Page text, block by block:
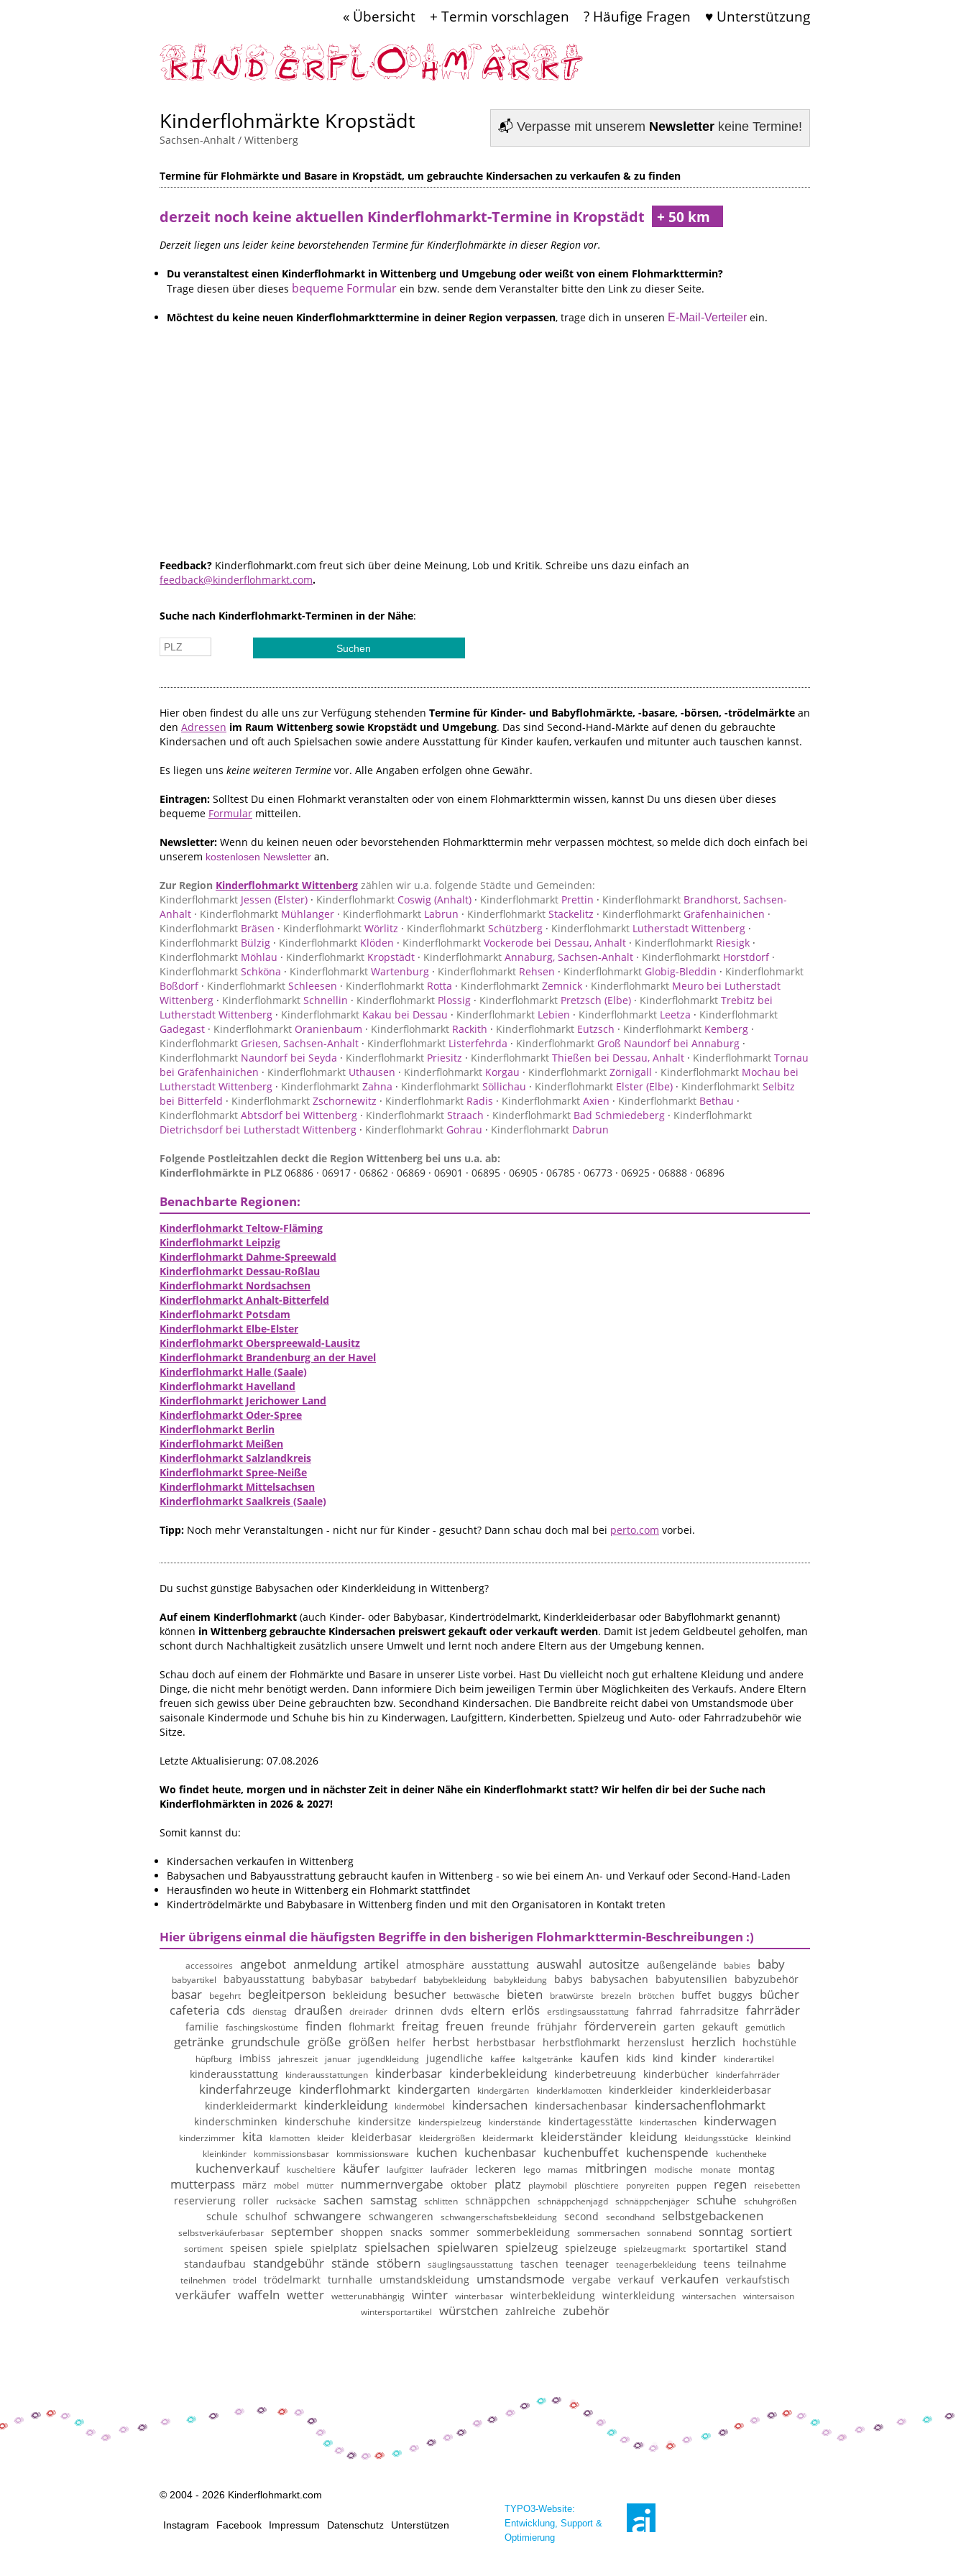
« Übersicht + Termin vorschlagen ? Häufige Fragen ♥ Unterstützung
📬 Verpasse mit unserem Newsletter keine Termine!
Kinderflohmärkte Kropstädt
Sachsen-Anhalt / Wittenberg
Termine für Flohmärkte und Basare in Kropstädt, um gebrauchte Kindersachen zu verkaufen & zu finden
derzeit noch keine aktuellen Kinderflohmarkt-Termine in Kropstädt
Derzeit liegen uns leider keine bevorstehenden Termine für Kinderflohmärkte in dieser Region vor.
Du veranstaltest einen Kinderflohmarkt in Wittenberg und Umgebung oder weißt von einem Flohmarkttermin?
Trage diesen über dieses bequeme Formular ein bzw. sende dem Veranstalter bitte den Link zu dieser Seite.
Möchtest du keine neuen Kinderflohmarkttermine in deiner Region verpassen, trage dich in unseren E-Mail-Verteiler ein.
Feedback? Kinderflohmarkt.com freut sich über deine Meinung, Lob und Kritik. Schreibe uns dazu einfach an
feedback@kinderflohmarkt.com.
Suche nach Kinderflohmarkt-Terminen in der Nähe:
Hier oben findest du alle uns zur Verfügung stehenden Termine für Kinder- und Babyflohmärkte, -basare, -börsen, -trödelmärkte an
den Adressen im Raum Wittenberg sowie Kropstädt und Umgebung. Das sind Second-Hand-Märkte auf denen du gebrauchte
Kindersachen und oft auch Spielsachen sowie andere Ausstattung für Kinder kaufen, verkaufen und mitunter auch tauschen kannst.
Es liegen uns keine weiteren Termine vor. Alle Angaben erfolgen ohne Gewähr.
Eintragen: Solltest Du einen Flohmarkt veranstalten oder von einem Flohmarkttermin wissen, kannst Du uns diesen über dieses
bequeme Formular mitteilen.
Newsletter: Wenn du keinen neuen oder bevorstehenden Flohmarkttermin mehr verpassen möchtest, so melde dich doch einfach bei
unserem kostenlosen Newsletter an.
Zur Region Kinderflohmarkt Wittenberg zählen wir u.a. folgende Städte und Gemeinden:
Kinderflohmarkt Jessen (Elster) · Kinderflohmarkt Coswig (Anhalt) · Kinderflohmarkt Prettin · Kinderflohmarkt Brandhorst, Sachsen-
Anhalt · Kinderflohmarkt Mühlanger · Kinderflohmarkt Labrun · Kinderflohmarkt Stackelitz · Kinderflohmarkt Gräfenhainichen ·
Kinderflohmarkt Bräsen · Kinderflohmarkt Wörlitz · Kinderflohmarkt Schützberg · Kinderflohmarkt Lutherstadt Wittenberg ·
Kinderflohmarkt Bülzig · Kinderflohmarkt Klöden · Kinderflohmarkt Vockerode bei Dessau, Anhalt · Kinderflohmarkt Riesigk ·
Kinderflohmarkt Möhlau · Kinderflohmarkt Kropstädt · Kinderflohmarkt Annaburg, Sachsen-Anhalt · Kinderflohmarkt Horstdorf·
Kinderflohmarkt Schköna · Kinderflohmarkt Wartenburg · Kinderflohmarkt Rehsen · Kinderflohmarkt Globig-Bleddin · Kinderflohmarkt
Boßdorf· Kinderflohmarkt Schleesen · Kinderflohmarkt Rotta · Kinderflohmarkt Zemnick · Kinderflohmarkt Meuro bei Lutherstadt
Wittenberg · Kinderflohmarkt Schnellin · Kinderflohmarkt Plossig · Kinderflohmarkt Pretzsch (Elbe) · Kinderflohmarkt Trebitz bei
Lutherstadt Wittenberg · Kinderflohmarkt Kakau bei Dessau · Kinderflohmarkt Lebien · Kinderflohmarkt Leetza · Kinderflohmarkt
Gadegast · Kinderflohmarkt Oranienbaum · Kinderflohmarkt Rackith · Kinderflohmarkt Eutzsch · Kinderflohmarkt Kemberg ·
Kinderflohmarkt Griesen, Sachsen-Anhalt · Kinderflohmarkt Listerfehrda · Kinderflohmarkt Groß Naundorf bei Annaburg ·
Kinderflohmarkt Naundorf bei Seyda · Kinderflohmarkt Priesitz · Kinderflohmarkt Thießen bei Dessau, Anhalt · Kinderflohmarkt Tornau
bei Gräfenhainichen · Kinderflohmarkt Uthausen · Kinderflohmarkt Korgau · Kinderflohmarkt Zörnigall · Kinderflohmarkt Mochau bei
Lutherstadt Wittenberg · Kinderflohmarkt Zahna · Kinderflohmarkt Söllichau · Kinderflohmarkt Elster (Elbe) · Kinderflohmarkt Selbitz
bei Bitterfeld · Kinderflohmarkt Zschornewitz · Kinderflohmarkt Radis · Kinderflohmarkt Axien · Kinderflohmarkt Bethau ·
Kinderflohmarkt Abtsdorf bei Wittenberg · Kinderflohmarkt Straach · Kinderflohmarkt Bad Schmiedeberg · Kinderflohmarkt
Dietrichsdorf bei Lutherstadt Wittenberg · Kinderflohmarkt Gohrau · Kinderflohmarkt Dabrun
Folgende Postleitzahlen deckt die Region Wittenberg bei uns u.a. ab:
Kinderflohmärkte in PLZ 06886 · 06917 · 06862 · 06869 · 06901 · 06895 · 06905 · 06785 · 06773 · 06925 · 06888 · 06896
Benachbarte Regionen:
Kinderflohmarkt Teltow-Fläming
Kinderflohmarkt Leipzig
Kinderflohmarkt Dahme-Spreewald
Kinderflohmarkt Dessau-Roßlau
Kinderflohmarkt Nordsachsen
Kinderflohmarkt Anhalt-Bitterfeld
Kinderflohmarkt Potsdam
Kinderflohmarkt Elbe-Elster
Kinderflohmarkt Oberspreewald-Lausitz
Kinderflohmarkt Brandenburg an der Havel
Kinderflohmarkt Halle (Saale)
Kinderflohmarkt Havelland
Kinderflohmarkt Jerichower Land
Kinderflohmarkt Oder-Spree
Kinderflohmarkt Berlin
Kinderflohmarkt Meißen
Kinderflohmarkt Salzlandkreis
Kinderflohmarkt Spree-Neiße
Kinderflohmarkt Mittelsachsen
Kinderflohmarkt Saalkreis (Saale)
Tipp: Noch mehr Veranstaltungen - nicht nur für Kinder - gesucht? Dann schau doch mal bei perto.com vorbei.
Du suchst günstige Babysachen oder Kinderkleidung in Wittenberg?
Auf einem Kinderflohmarkt (auch Kinder- oder Babybasar, Kindertrödelmarkt, Kinderkleiderbasar oder Babyflohmarkt genannt)
können in Wittenberg gebrauchte Kindersachen preiswert gekauft oder verkauft werden. Damit ist jedem Geldbeutel geholfen, man
schont durch Nachhaltigkeit zusätzlich unsere Umwelt und lernt noch andere Eltern aus der Umgebung kennen.
Schau doch auf einem der Flohmärkte und Basare in unserer Liste vorbei. Hast Du vielleicht noch gut erhaltene Kleidung und andere
Dinge, die nicht mehr benötigt werden. Dann informiere Dich beim jeweiligen Termin über Möglichkeiten des Verkaufs. Andere Eltern
freuen sich gewiss über Deine gebrauchten bzw. Secondhand Kindersachen. Die Bandbreite reicht dabei von Umstandsmode über
saisonale Kindermode und Schuhe bis hin zu Kinderwagen, Laufgittern, Kinderbetten, Spielzeug und Auto- oder Fahrradzubehör wie
Sitze.
Letzte Aktualisierung: 07.08.2026
Wo findet heute, morgen und in nächster Zeit in deiner Nähe ein Kinderflohmarkt statt? Wir helfen dir bei der Suche nach
Kinderflohmärkten in 2026 & 2027!
Somit kannst du:
Kindersachen verkaufen in Wittenberg
Babysachen und Babyausstrattung gebraucht kaufen in Wittenberg - so wie bei einem An- und Verkauf oder Second-Hand-Laden
Herausfinden wo heute in Wittenberg ein Flohmarkt stattfindet
Kindertrödelmärkte und Babybasare in Wittenberg finden und mit den Organisatoren in Kontakt treten
Hier übrigens einmal die häufigsten Begriffe in den bisherigen Flohmarkttermin-Beschreibungen :)
accessoires angebot anmeldung artikel atmosphäre ausstattung auswahl autositze außengelände babies baby
babyartikel babyausstattung babybasar babybedarf babybekleidung babykleidung babys babysachen babyutensilien babyzubehör
basar begehrt begleitperson bekleidung besucher bettwäsche bieten bratwürste brezeln brötchen buffet buggys
bücher
cafeteria cds dienstag draußen dreiräder drinnen dvds eltern erlös erstlingsausstattung fahrrad fahrradsitze fahrräder
familie faschingskostüme finden flohmarkt freitag freuen freunde frühjahr förderverein garten gekauft gemütlich
getränke grundschule größe größen helfer herbst herbstbasar herbstflohmarkt herzenslust herzlich hochstühle
hüpfburg imbiss jahreszeit januar jugendkleidung jugendliche kaffee kaltgetränke kaufen kids kind kinder kinderartikel
kinderausstattung kinderausstattungen kinderbasar kinderbekleidung kinderbetreuung kinderbücher kinderfahrräder
kinderfahrzeuge kinderflohmarkt kindergarten kindergärten kinderklamotten kinderkleider
kinderkleiderbasar
kinderkleidermarkt
kinderkleidung kindermöbel kindersachen kindersachenbasar kindersachenflohmarkt
kinderschminken kinderschuhe kindersitze kinderspielzeug kinderstände kindertagesstätte kindertaschen kinderwagen
kinderzimmer kita klamotten kleider kleiderbasar kleidergrößen kleidermarkt kleiderständer kleidung kleidungsstücke
kleinkind
kleinkinder
kommissionsbasar kommissionsware kuchen kuchenbasar kuchenbuffet kuchenspende kuchentheke
kuchenverkauf kuscheltiere käufer laufgitter laufräder leckeren lego mamas mitbringen modische monate montag
mutterpass märz möbel mütter nummernvergabe oktober platz playmobil plüschtiere ponyreiten puppen regen reisebetten
reservierung roller rucksäcke sachen samstag schlitten schnäppchen schnäppchenjagd schnäppchenjäger schuhe schuhgrößen
schule schulhof schwangere schwangeren schwangerschaftsbekleidung second secondhand selbstgebackenen
selbstverkäuferbasar september shoppen snacks sommer sommerbekleidung sommersachen sonnabend sonntag sortiert
sortiment speisen spiele spielplatz spielsachen spielwaren spielzeug spielzeuge spielzeugmarkt sportartikel stand
standaufbau standgebühr stände stöbern säuglingsausstattung taschen teenager teenagerbekleidung teens teilnahme
teilnehmen trödel trödelmarkt turnhalle umstandskleidung umstandsmode vergabe verkauf verkaufen verkaufstisch
verkäufer waffeln wetter wetterunabhängig winter winterbasar winterbekleidung winterkleidung wintersachen
wintersaison
wintersportartikel
würstchen zahlreiche zubehör
© 2004 - 2026 Kinderflohmarkt.com
Instagram Facebook Impressum Datenschutz Unterstützen
TYPO3-Website:
Entwicklung, Support &
Optimierung